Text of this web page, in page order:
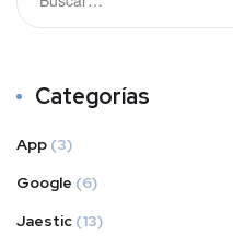
Categorías
App (3)
Google (6)
Jaestic (13)